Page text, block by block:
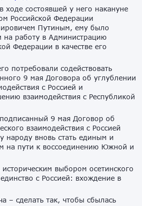
ходе состоявшей у него накануне
Российской Федерации
Путиным, ему было
на работу в Администрацию
Федерации в качестве его
потребовали содействовать
9 мая Договора об углублении
с Россией и
взаимодействия с Республикой
9 мая Договор об
взаимодействия с Россией
народу вновь стать единым и
на пути к воссоединению Южной и
выбором осетинского
с Россией: вхождение в
– сделать так, чтобы сбылась